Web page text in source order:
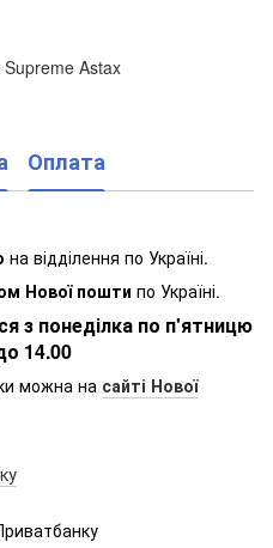
Astax
Оплата
на відділення по Україні.
Нової пошти по Україні.
з понеділка по п'ятницю
14.00
можна на сайті Нової